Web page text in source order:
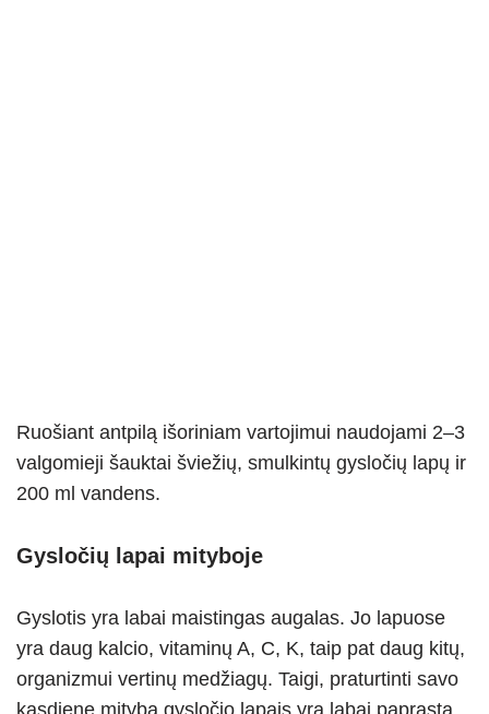
Ruošiant antpilą išoriniam vartojimui naudojami 2–3
valgomieji šauktai šviežių, smulkintų gysločių lapų ir
200 ml vandens.
Gysločių lapai mityboje
Gyslotis yra labai maistingas augalas. Jo lapuose
yra daug kalcio, vitaminų A, C, K, taip pat daug kitų,
organizmui vertinų medžiagų. Taigi, praturtinti savo
kasdienę mitybą gysločio lapais yra labai paprasta.